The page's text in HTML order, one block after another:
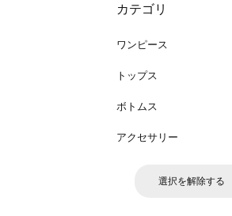
カテゴリ
ワンピース
トップス
ボトムス
アクセサリー
選択を解除する